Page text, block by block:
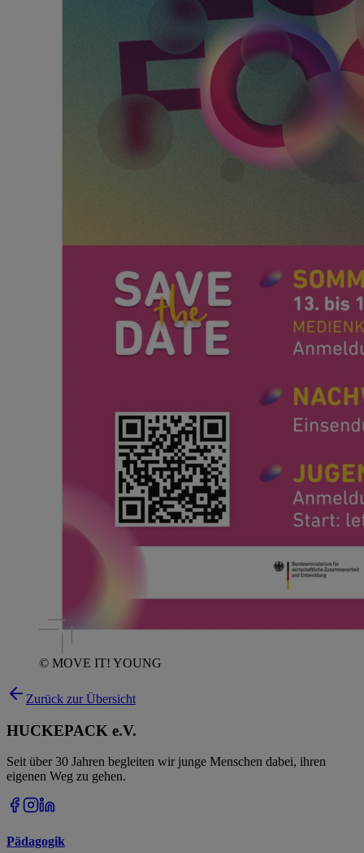
© MOVE IT! YOUNG
Zurück zur Übersicht
HUCKEPACK e.V.
Seit über 30 Jahren begleiten wir junge Menschen dabei, ihren
eigenen Weg zu gehen.
Pädagogik